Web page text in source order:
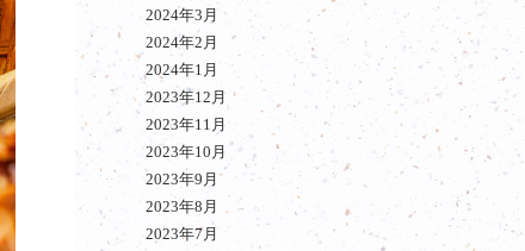
2024年3月
2024年2月
2024年1月
2023年12月
2023年11月
2023年10月
2023年9月
2023年8月
2023年7月